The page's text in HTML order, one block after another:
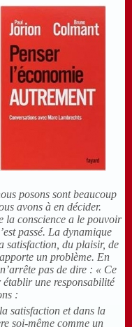
posons sont beaucoup
avons à en décider.
la conscience a le pouvoir
passé. La dynamique
satisfaction, du plaisir, de
un problème. En
pas de dire : « Ce
établir une responsabilité
:
satisfaction et dans la
soi-même comme un